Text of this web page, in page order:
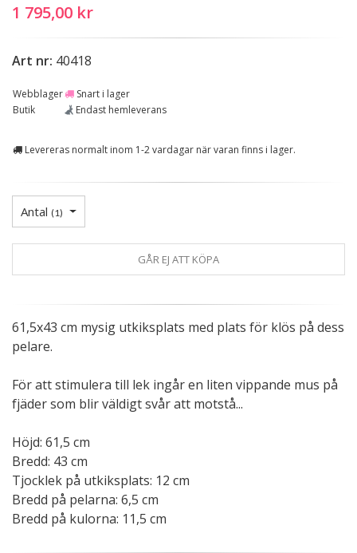
1 795,00 kr
Art nr: 40418
Webblager
Snart i lager
Butik
Endast hemleverans
Levereras normalt inom 1-2 vardagar när varan finns i lager.
Antal (1)
GÅR EJ ATT KÖPA
61,5x43 cm mysig utkiksplats med plats för klös på dess
pelare.
För att stimulera till lek ingår en liten vippande mus på
fjäder som blir väldigt svår att motstå...
Höjd: 61,5 cm
Bredd: 43 cm
Tjocklek på utkiksplats: 12 cm
Bredd på pelarna: 6,5 cm
Bredd på kulorna: 11,5 cm